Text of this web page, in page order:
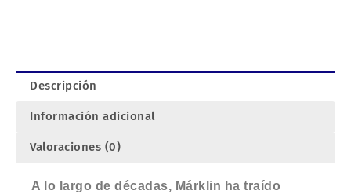
Descripción
Información adicional
Valoraciones (0)
A lo largo de décadas, Márklin ha traído